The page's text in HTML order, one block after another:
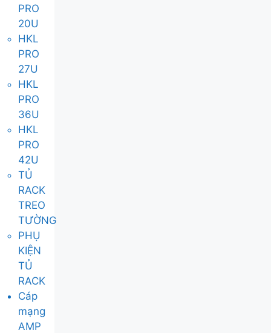
PRO
20U
HKL
PRO
27U
HKL
PRO
36U
HKL
PRO
42U
TỦ
RACK
TREO
TƯỜNG
PHỤ
KIỆN
TỦ
RACK
Cáp
mạng
AMP